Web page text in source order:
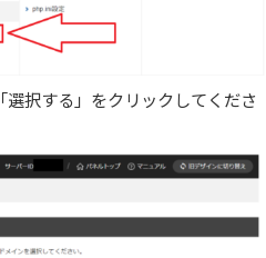
択する」をクリックしてくださ